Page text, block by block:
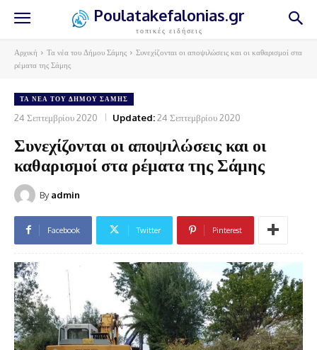
Poulatakefalonias.gr
τοπικές ειδήσεις
Αρχική Τα νέα του Δήμου Σάμης
Συνεχίζονται οι αποψιλώσεις και οι καθαρισμοί στα
ρέματα της Σάμης
ΤΑ ΝΈΑ ΤΟΥ ΔΉΜΟΥ ΣΆΜΗΣ
24 Σεπτεμβρίου 2020 Updated:24 Σεπτεμβρίου 2020
Συνεχίζονται οι αποψιλώσεις και οι
καθαρισμοί στα ρέματα της Σάμης
By admin
Facebook Twitter Pinterest